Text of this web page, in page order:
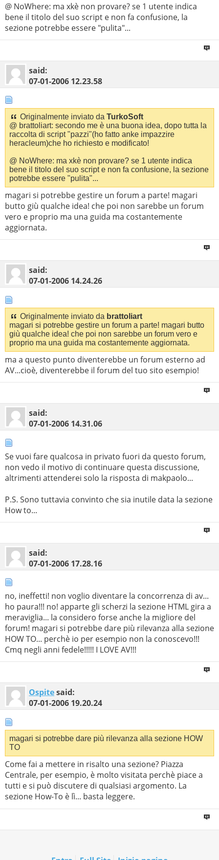
@ NoWhere: ma xkè non provare? se 1 utente indica
bene il titolo del suo script e non fa confusione, la
sezione potrebbe essere "pulita"...
said:
07-01-2006 12.23.58
Originalmente inviato da TurkoSoft
@ brattoliart: secondo me è una buona idea, dopo tutta la
raccolta di script "pazzi"(ho fatto anke impazzire
heracleum)che ho richiesto e modificato!
@ NoWhere: ma xkè non provare? se 1 utente indica
bene il titolo del suo script e non fa confusione, la sezione
potrebbe essere "pulita"...
magari si potrebbe gestire un forum a parte! magari
butto giù qualche idea! che poi non sarebbe un forum
vero e proprio ma una guida ma costantemente
aggiornata.
said:
07-01-2006 14.24.26
Originalmente inviato da brattoliart
magari si potrebbe gestire un forum a parte! magari butto
giù qualche idea! che poi non sarebbe un forum vero e
proprio ma una guida ma costantemente aggiornata.
ma a questo punto diventerebbe un forum esterno ad
AV...cioè, diventerebbe il forum del tuo sito esempio!
said:
07-01-2006 14.31.06
Se vuoi fare qualcosa in privato fuori da questo forum,
non vedo il motivo di continuare questa discussione,
altrimenti attenderei solo la risposta di makpaolo...
P.S. Sono tuttavia convinto che sia inutile data la sezione
How to...
said:
07-01-2006 17.28.16
no, ineffetti! non voglio diventare la concorrenza di av...
ho paura!!! no! apparte gli scherzi la sezione HTML gira a
meraviglia... la considero forse anche la migliore del
forum! magari si potrebbe dare più rilevanza alla sezione
HOW TO... perchè io per esempio non la conoscevo!!!
Cmq negli anni fedele!!!!! I LOVE AV!!!
Ospitesaid:
07-01-2006 19.20.24
magari si potrebbe dare più rilevanza alla sezione HOW
TO
Come fai a mettere in risalto una sezione? Piazza
Centrale, per esempio, è molto visitata perchè piace a
tutti e si può discutere di qualsiasi argomento. La
sezione How-To è lì... basta leggere.